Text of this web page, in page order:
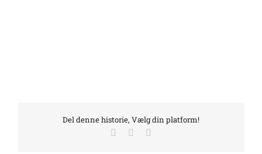
Del denne historie, Vælg din platform!
FacebookLinkedIn